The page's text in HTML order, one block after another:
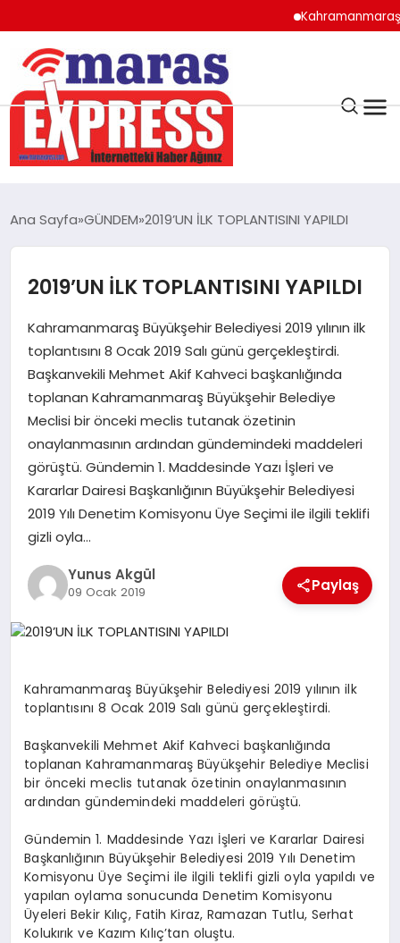
Kahramanmaraş’ta
K.MARAŞ
AFŞİN
ÇAĞLAYANCERİT
BİZE ULAŞIN
GÖKSUN
Ana Sayfa GÜNDEM 2019’UN İLK TOPLANTISINI YAPILDI
2019’UN İLK TOPLANTISINI YAPILDI
Kahramanmaraş Büyükşehir Belediyesi 2019 yılının ilk
toplantısını 8 Ocak 2019 Salı günü gerçekleştirdi.
Başkanvekili Mehmet Akif Kahveci başkanlığında
toplanan Kahramanmaraş Büyükşehir Belediye
Meclisi bir önceki meclis tutanak özetinin
onaylanmasının ardından gündemindeki maddeleri
görüştü. Gündemin 1. Maddesinde Yazı İşleri ve
Kararlar Dairesi Başkanlığının Büyükşehir Belediyesi
2019 Yılı Denetim Komisyonu Üye Seçimi ile ilgili teklifi
gizli oyla…
Yunus Akgül
09 Ocak 2019 Paylaş
Kahramanmaraş Büyükşehir Belediyesi 2019 yılının ilk
toplantısını 8 Ocak 2019 Salı günü gerçekleştirdi.
Başkanvekili Mehmet Akif Kahveci başkanlığında
toplanan Kahramanmaraş Büyükşehir Belediye Meclisi
bir önceki meclis tutanak özetinin onaylanmasının
ardından gündemindeki maddeleri görüştü.
Gündemin 1. Maddesinde Yazı İşleri ve Kararlar Dairesi
Başkanlığının Büyükşehir Belediyesi 2019 Yılı Denetim
Komisyonu Üye Seçimi ile ilgili teklifi gizli oyla yapıldı ve
yapılan oylama sonucunda Denetim Komisyonu
Üyeleri Bekir Kılıç, Fatih Kiraz, Ramazan Tutlu, Serhat
Kolukırık ve Kazım Kılıç’tan oluştu.